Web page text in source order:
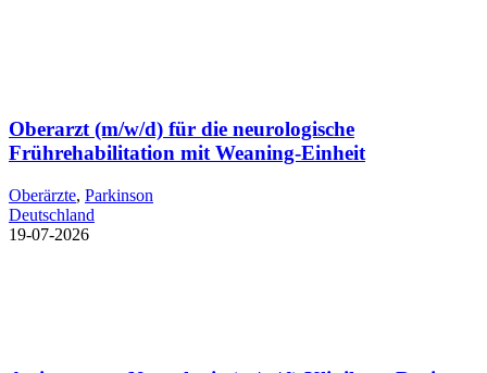
Oberarzt (m/w/d) für die neurologische
Frührehabilitation mit Weaning-Einheit
Oberärzte, Parkinson
Deutschland
19-07-2026